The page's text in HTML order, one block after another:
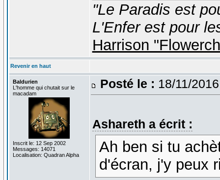
"Le Paradis est
L'Enfer est pour
Harrison
Revenir en haut
Baldurien
L'homme qui chutait sur le
macadam
Inscrit le: 12 Sep 2002
Messages: 14071
Localisation: Quadran Alpha
Posté le : 18/11/
Ashareth a écrit :
Ah ben si tu
d'écran, j'y peux